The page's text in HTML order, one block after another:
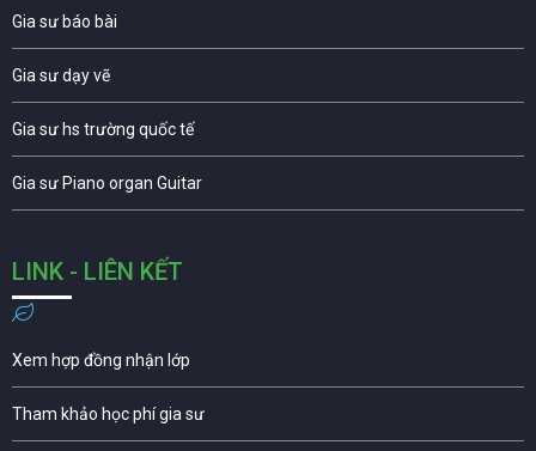
Gia sư báo bài
Gia sư dạy vẽ
Gia sư hs trường quốc tế
Gia sư Piano organ Guitar
LINK - LIÊN KẾT
Xem hợp đồng nhận lớp
Tham khảo học phí gia sư